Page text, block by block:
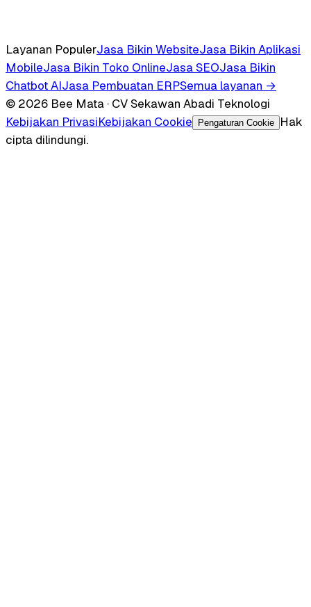
Layanan PopulerJasa Bikin WebsiteJasa Bikin Aplikasi
MobileJasa Bikin Toko OnlineJasa SEOJasa Bikin
Chatbot AIJasa Pembuatan ERPSemua layanan →
© 2026 Bee Mata · CV Sekawan Abadi Teknologi
Kebijakan PrivasiKebijakan Cookie Pengaturan Cookie
Hak
cipta dilindungi.